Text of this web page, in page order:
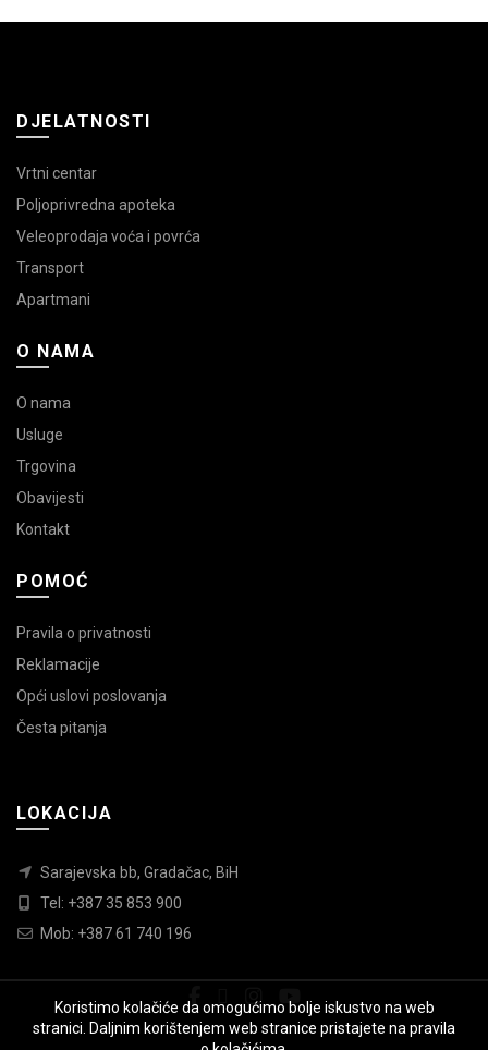
DJELATNOSTI
Vrtni centar
Poljoprivredna apoteka
Veleoprodaja voća i povrća
Transport
Apartmani
O NAMA
O nama
Usluge
Trgovina
Obavijesti
Kontakt
POMOĆ
Pravila o privatnosti
Reklamacije
Opći uslovi poslovanja
Česta pitanja
LOKACIJA
Sarajevska bb, Gradačac, BiH
Tel: +387 35 853 900
Mob: +387 61 740 196
Koristimo kolačiće da omogućimo bolje iskustvo na web
stranici. Daljnim korištenjem web stranice pristajete na pravila